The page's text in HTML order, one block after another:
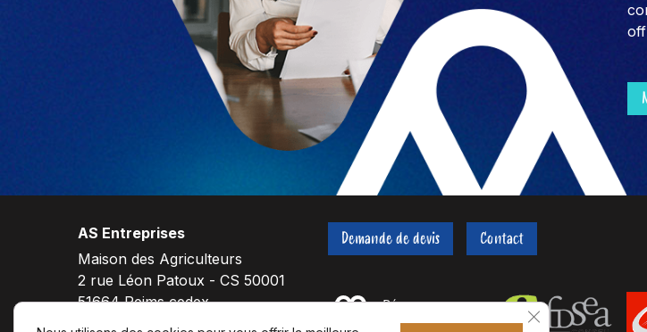
AS Entreprises
Maison des Agriculteurs
2 rue Léon Patoux - CS 50001
51664 Reims cedex
Demande de devis Contact
Fermer la bannière